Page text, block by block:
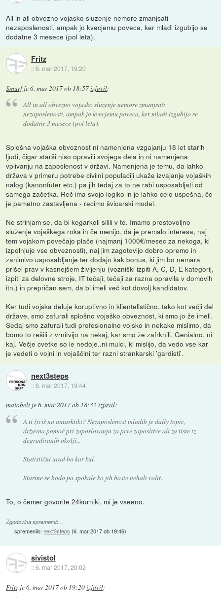
All in all obvezno vojasko sluzenje nemore zmanjsati
nezaposlenosti, ampak jo kvecjemu poveca, ker mladi izgubijo se
dodatne 3 mesece (pol leta).
Fritz
::6. mar 2017, 19:20
Smurfje6. mar 2017 ob 18:57izjavil:
All in all obvezno vojasko sluzenje nemore zmanjsati
nezaposlenosti, ampak jo kvecjemu poveca, ker mladi izgubijo se
dodatne 3 mesece (pol leta).
Splošna vojaška obveznost ni namenjena vzgajanju 18 let starih
ljudi, čigar starši niso opravili svojega dela in ni namenjena
vplivanju na zaposlenost v državi. Namenjena je temu, da lahko
država v primeru potrebe civilni populaciji ukaže izvajanje vojaških
nalog (kanonfuter etc.) pa jih tedaj za to ne rabi usposabljati od
samega začetka. Reč ima svojo logiko in je lahko celo uspešna, če
je pametno zastavljena - recimo švicarski model.
Ne strinjam se, da bi kogarkoli silili v to. Imamo prostovoljno
služenje vojaškega roka in če menijo, da je premalo interesa, naj
tem vojakom povečajo plače (najmanj 1000€/mesec za nekoga, ki
izpolnjuje vse obveznosti), naj jim zagotovijo dobro opremo in
zanimivo usposabljanje ter dodajo kak bonus, ki jim bo nemara
prišel prav v kasnejšem življenju (vozniški izpiti A, C, D, E kategorij,
izpiti za delovne stroje, IT tečaji, tečaji za razna opravila v domovih
itn.) in prepričan sem, da bi imeli več kot dovolj kandidatov.
Ker tudi vojska deluje koruptivno in klientelistično, tako kot večji del
države, smo zafurali splošno vojaško obveznost, ki smo jo že imeli.
Sedaj smo zafurali tudi profesionalno vojsko in nekako mislimo, da
bomo to rešili z vrnitvijo na nekaj, kar smo že zafrknili. Genialno, ni
kaj. Večje cvetke so le nedoje..ni mulci, ki mislijo, da vedo vse kar
je vedeti o vojni in vojaščini ter razni strankarski 'gardisti'.
next3steps
::6. mar 2017, 19:44
matobeli je6. mar 2017 ob 18:32 izjavil:
A ti živiš na antarktiki? Nezaposlenost mladih je daily topic,
državna pomoč pri zaposlovanju za prve zaposlitve ali za tiste iz
degradiranih okolji...
Statistični urad bo kar kul.
Starine se bodo pa spokale ko jih boste nehali volit.
To, o čemer govorite 24kurniki, mi je vseeno.
Zgodovina sprememb…
spremenilo:next3steps (6. mar 2017 ob 19:46)
sivistol
::6. mar 2017, 20:02
Fritz je6. mar 2017 ob 19:20izjavil: